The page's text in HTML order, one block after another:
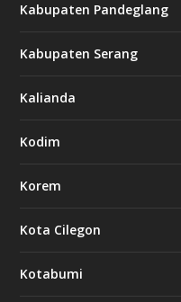
Kabupaten Pandeglang
Kabupaten Serang
Kalianda
Kodim
Korem
Kota Cilegon
Kotabumi